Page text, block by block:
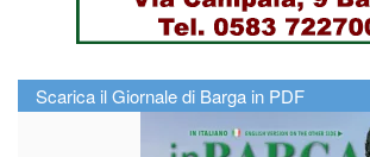
Scarica il Giornale di Barga in PDF